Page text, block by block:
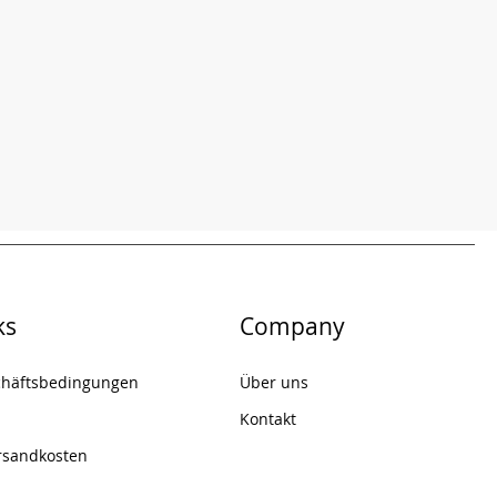
Company
Über uns
Kontakt